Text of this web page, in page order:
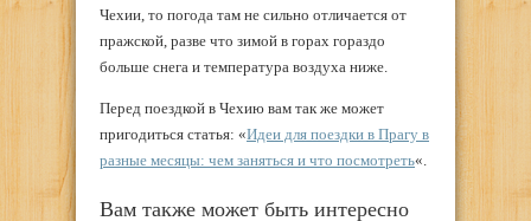
Чехии, то погода там не сильно отличается от
пражской, разве что зимой в горах гораздо
больше снега и температура воздуха ниже.
Перед поездкой в Чехию вам так же может
пригодиться статья: «Идеи для поездки в Прагу в
разные месяцы: чем заняться и что посмотреть«.
Вам также может быть интересно